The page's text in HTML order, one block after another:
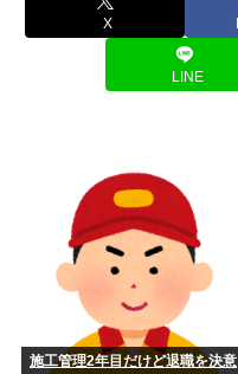
【芸能】立川志らく、ヒ
【悲報】上司さんからタ
示談金ど...
【財務省】エース級の財
的でなか...
ごみ収集車「あ！燃える
中華鍋や...
へずまりゅう、熊本で被
人生で1番ワクワクした瞬間
嫌儲やってる中学生やけ
ぎてキレ...
元ジャンポケ斎藤メンバ
て炎上w...
X
LINE
施工管理2年目だけど退職を決意